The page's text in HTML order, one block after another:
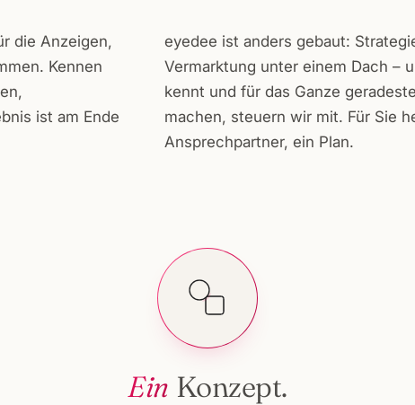
die Anzeigen,
Kennen
ist am Ende
eyedee ist anders gebaut:
Vermarktung unter einem Dach –
kennt und für das Ganze
machen, steuern wir mit. Für Sie
Ansprechpartner, ein Plan.
Ein Konzept.